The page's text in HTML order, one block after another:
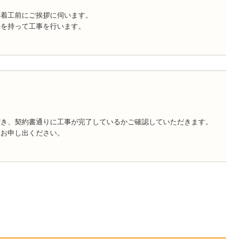
工前にご挨拶に伺います。
持って工事を行います。
、契約書通りに工事が完了しているかご確認していただきます。
申し出ください。